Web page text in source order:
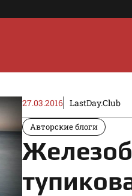
27.03.2016 LastDay.Club
Авторские блоги